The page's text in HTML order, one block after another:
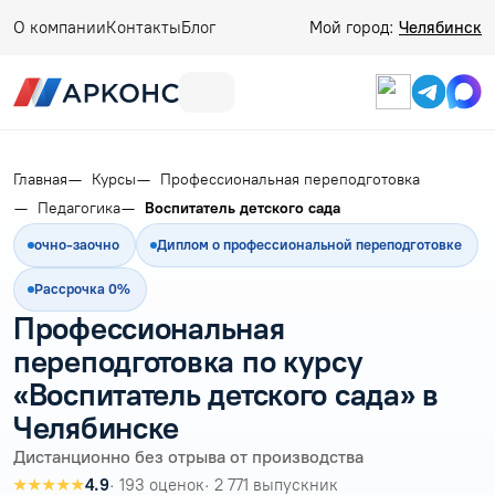
О компанииКонтактыБлог Мой город: Челябинск
Главная Курсы
Профессиональная переподготовка
Педагогика
Воспитатель детского сада
очно-заочно Диплом о профессиональной переподготовке
Рассрочка 0%
Профессиональная
переподготовка по курсу
«Воспитатель детского сада» в
Челябинске
Дистанционно без отрыва от производства
★★★★★4.9· 193 оценок· 2 771 выпускник